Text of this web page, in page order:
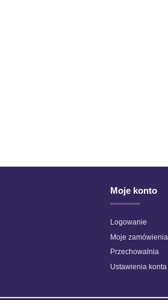
Moje konto
Logowanie
Moje zamówienia
Przechowalnia
Ustawienia konta